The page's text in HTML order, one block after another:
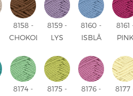
8158 -
CHOKOLADE
8159 -
LYS
8160 -
ISBLÅ
8161
PINK
8174 -
8175 -
8176 -
8177